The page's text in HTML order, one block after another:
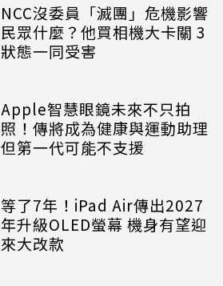
NCC沒委員「滅團」危機影響
民眾什麼？他買相機大卡關 3
狀態一同受害
Apple智慧眼鏡未來不只拍
照！傳將成為健康與運動助理
但第一代可能不支援
等了7年！iPad Air傳出2027
年升級OLED螢幕 機身有望迎
來大改款